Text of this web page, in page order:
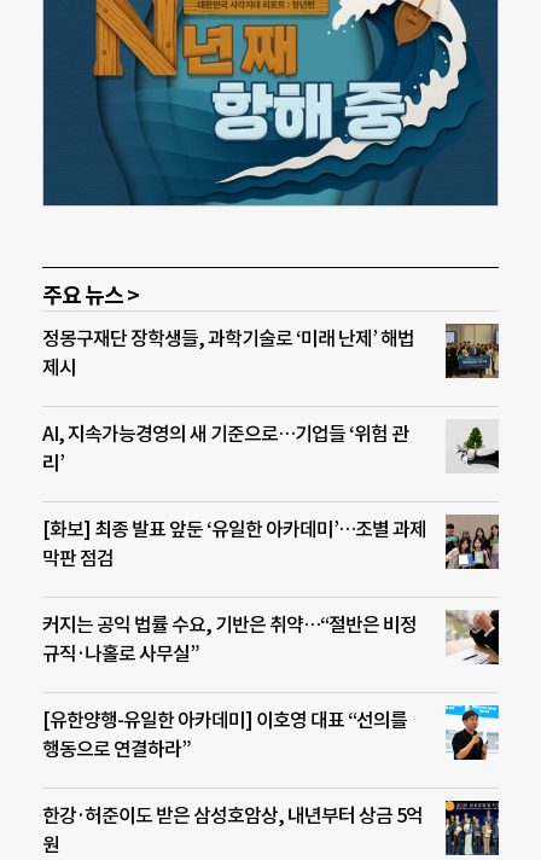
주요 뉴스 >
정몽구재단 장학생들, 과학기술로 ‘미래 난제’ 해법
제시
AI, 지속가능경영의 새 기준으로…기업들 ‘위험 관
리’
[화보] 최종 발표 앞둔 ‘유일한 아카데미’…조별 과제
막판 점검
커지는 공익 법률 수요, 기반은 취약…“절반은 비정
규직·나홀로 사무실”
[유한양행-유일한 아카데미] 이호영 대표 “선의를
행동으로 연결하라”
한강·허준이도 받은 삼성호암상, 내년부터 상금 5억
원